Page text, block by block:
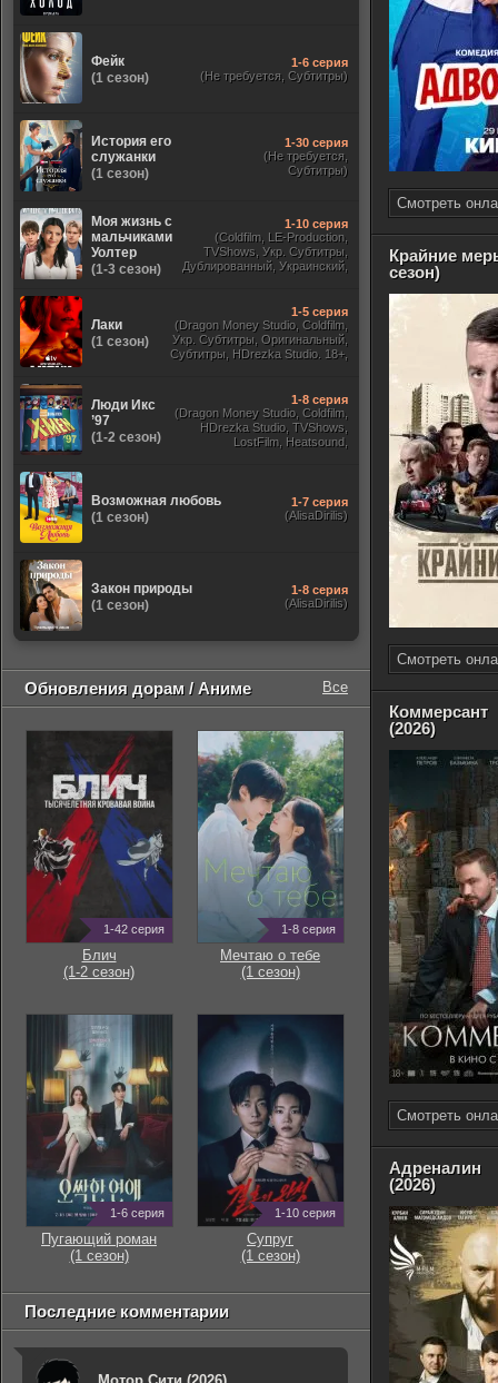
Смотреть
Крайние
сезон)
Смотреть
Коммерсант
(2026)
Смотреть
Адреналин
(2026)
Фейк
(1 сезон)
1-6 серия
(Не требуется, Субтитры)
История его
служанки
(1 сезон)
1-30 серия
(Не требуется,
Субтитры)
Моя жизнь с
мальчиками
Уолтер
(1-3 сезон)
1-10 серия
(Coldfilm, LE-Production,
TVShows, Укр. Субтитры,
Дублированный, Украинский,
Лаки
(1 сезон)
1-5 серия
(Dragon Money Studio, Coldfilm,
Укр. Субтитры, Оригинальный,
Субтитры, HDrezka Studio. 18+,
Люди Икс
’97
(1-2 сезон)
1-8 серия
(Dragon Money Studio, Coldfilm,
HDrezka Studio, TVShows,
LostFilm, Heatsound,
Возможная любовь
(1 сезон)
1-7 серия
(AlisaDirilis)
Закон природы
(1 сезон)
1-8 серия
(AlisaDirilis)
Обновления дорам / Аниме Все
1-42 серия
Блич
(1-2 сезон)
1-8 серия
Мечтаю о тебе
(1 сезон)
1-6 серия
Пугающий роман
(1 сезон)
1-10 серия
Супруг
(1 сезон)
Последние комментарии
Мотор Сити (2026)